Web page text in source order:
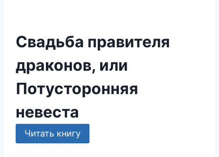
Свадьба правителя
драконов, или
Потусторонняя
невеста
Читать книгу